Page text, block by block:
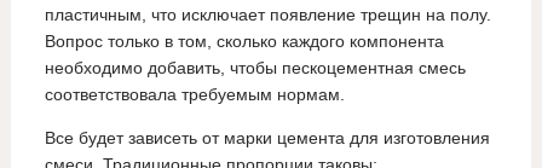
пластичным, что исключает появление трещин на полу.
Вопрос только в том, сколько каждого компонента
необходимо добавить, чтобы пескоцементная смесь
соответствовала требуемым нормам.
Все будет зависеть от марки цемента для изготовления